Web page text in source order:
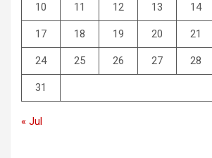
10 11 12 13 14
17 18 19 20 21
24 25 26 27 28
31
« Jul